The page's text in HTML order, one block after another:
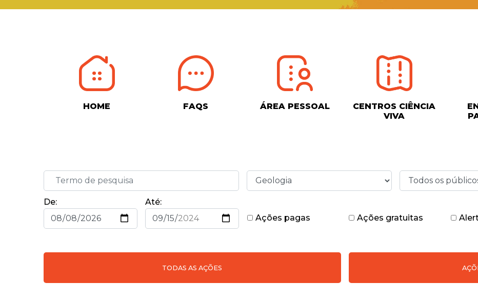
HOME FAQS ÁREA PESSOAL
CENTROS CIÊNCIA
VIVA
De:
Até:
Ações pagas
Ações gratuitas
TODAS AS AÇÕES